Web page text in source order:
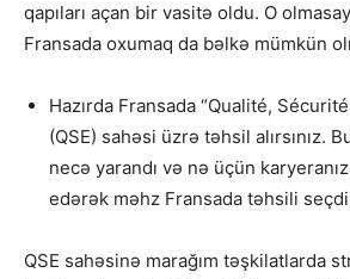
qapıları açan bir vasitə oldu. O
Fransada oxumaq da bəlkə mümkün
Hazırda Fransada “Qualité,
(QSE) sahəsi üzrə təhsil alırsınız.
necə yarandı və nə üçün
edərək məhz Fransada təhsili
QSE sahəsinə marağım təşkilatlarda